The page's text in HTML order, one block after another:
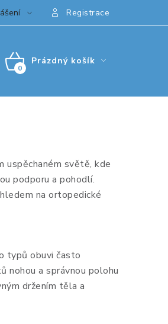
Registrace
NÁKUPNÍ
Prázdný košík
uspěchaném světě, kde
podporu a pohodlí.
na ortopedické
typů obuvi často
nohou a správnou polohu
držením těla a